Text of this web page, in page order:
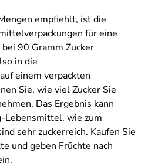
empfiehlt, ist die
für eine
90 Gramm Zucker
in die
einem verpackten
Sie, wie viel Zucker Sie
Das Ergebnis kann
Lebensmittel, wie zum
sehr zuckerreich. Kaufen Sie
und geben Früchte nach